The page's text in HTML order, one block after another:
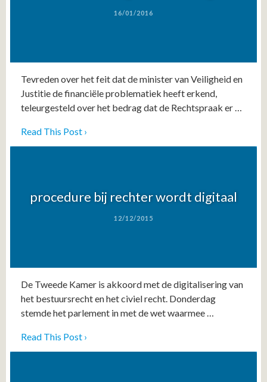
16/01/2016
​Tevreden over het feit dat de minister van Veiligheid en
Justitie de financiële problematiek heeft erkend,
teleurgesteld over het bedrag dat de Rechtspraak er …
Read This Post ›
procedure bij rechter wordt digitaal
12/12/2015
De Tweede Kamer is akkoord met de digitalisering van
het bestuursrecht en het civiel recht. Donderdag
stemde het parlement in met de wet waarmee …
Read This Post ›